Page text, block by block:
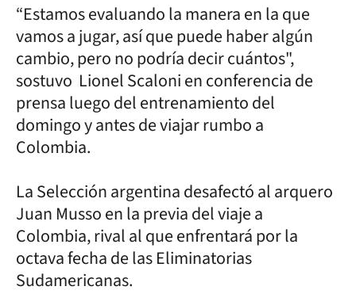
“Estamos evaluando la manera en la que
vamos a jugar, así que puede haber algún
cambio, pero no podría decir cuántos",
sostuvo Lionel Scaloni en conferencia de
prensa luego del entrenamiento del
domingo y antes de viajar rumbo a
Colombia.
La Selección argentina desafectó al arquero
Juan Musso en la previa del viaje a
Colombia, rival al que enfrentará por la
octava fecha de las Eliminatorias
Sudamericanas.